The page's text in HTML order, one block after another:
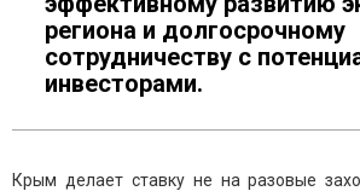
региона и долгосрочному
сотрудничеству с
инвесторами.
Крым делает ставку не на разовые